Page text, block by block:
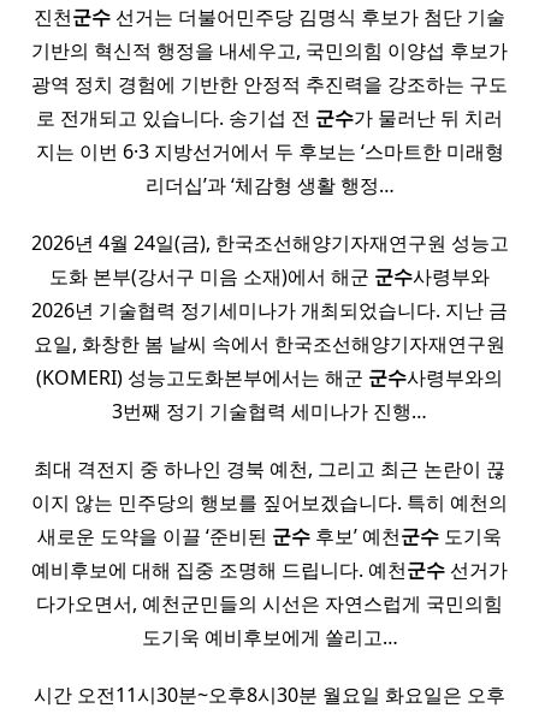
진천군수 선거는 더불어민주당 김명식 후보가 첨단 기술
기반의 혁신적 행정을 내세우고, 국민의힘 이양섭 후보가
광역 정치 경험에 기반한 안정적 추진력을 강조하는 구도
로 전개되고 있습니다. 송기섭 전 군수가 물러난 뒤 치러
지는 이번 6·3 지방선거에서 두 후보는 ‘스마트한 미래형
리더십’과 ‘체감형 생활 행정…
2026년 4월 24일(금), 한국조선해양기자재연구원 성능고
도화 본부(강서구 미음 소재)에서 해군 군수사령부와
2026년 기술협력 정기세미나가 개최되었습니다. 지난 금
요일, 화창한 봄 날씨 속에서 한국조선해양기자재연구원
(KOMERI) 성능고도화본부에서는 해군 군수사령부와의
3번째 정기 기술협력 세미나가 진행…
최대 격전지 중 하나인 경북 예천, 그리고 최근 논란이 끊
이지 않는 민주당의 행보를 짚어보겠습니다. 특히 예천의
새로운 도약을 이끌 ‘준비된 군수 후보’ 예천군수 도기욱
예비후보에 대해 집중 조명해 드립니다. 예천군수 선거가
다가오면서, 예천군민들의 시선은 자연스럽게 국민의힘
도기욱 예비후보에게 쏠리고…
시간 오전11시30분~오후8시30분 월요일 화요일은 오후